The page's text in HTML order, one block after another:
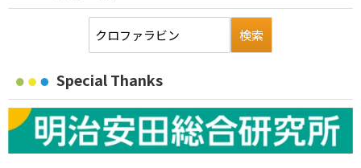
Special Thanks